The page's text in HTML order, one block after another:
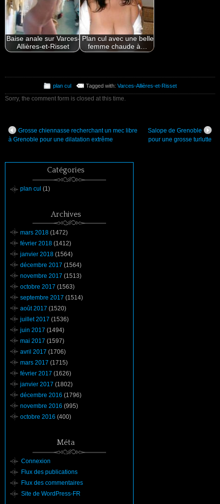
Baise anale sur Varces-
Allières-et-Risset
Plan cul avec une belle
femme chaude à…
plan cul Tagged with:Varces-Allières-et-Risset
Sorry, the comment form is closed at this time.
Grosse chiennasse recherchant un mec libre
à Grenoble pour une dilatation extrême
Salope de Grenoble
pour une grosse turlutte
Catégories
plan cul (1)
Archives
mars 2018 (1472)
février 2018 (1412)
janvier 2018 (1564)
décembre 2017 (1564)
novembre 2017 (1513)
octobre 2017 (1563)
septembre 2017 (1514)
août 2017 (1520)
juillet 2017 (1536)
juin 2017 (1494)
mai 2017 (1597)
avril 2017 (1706)
mars 2017 (1715)
février 2017 (1626)
janvier 2017 (1802)
décembre 2016 (1796)
novembre 2016 (995)
octobre 2016 (400)
Méta
Connexion
Flux des publications
Flux des commentaires
Site de WordPress-FR